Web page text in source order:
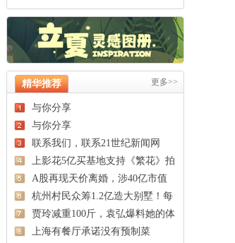
回应
更多>>
精华推荐
与你分享
与你分享
联系我们，联系21世纪新闻网
上影花5亿买基地支持《繁花》拍
摄
A股再现天价离婚，涉40亿市值
股票
杭州村民众筹1.2亿造大别墅！每
户
贾玲减重100斤，袁弘爆料她的体
脂
上海有餐厅承诺没有预制菜